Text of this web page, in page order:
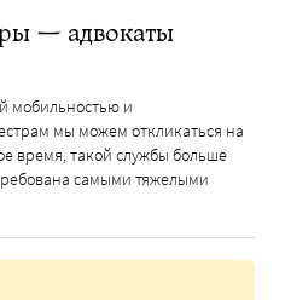
— адвокаты
мобильностью и
мы можем откликаться на
время, такой службы больше
самыми тяжелыми